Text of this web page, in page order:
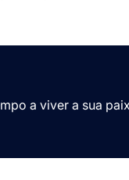
a viver a sua